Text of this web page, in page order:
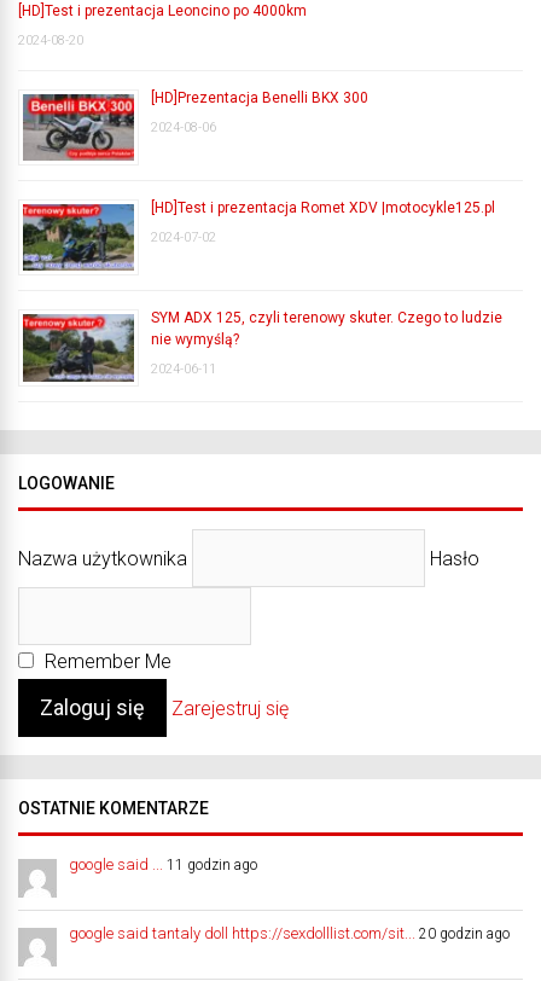
[HD]Test i prezentacja Leoncino po 4000km
2024-08-20
[HD]Prezentacja Benelli BKX 300
2024-08-06
[HD]Test i prezentacja Romet XDV |motocykle125.pl
2024-07-02
SYM ADX 125, czyli terenowy skuter. Czego to ludzie
nie wymyślą?
2024-06-11
LOGOWANIE
Nazwa użytkownika Hasło
Remember Me
Zarejestruj się
OSTATNIE KOMENTARZE
google said ... 11 godzin ago
google said tantaly doll https://sexdolllist.com/sit... 20 godzin ago